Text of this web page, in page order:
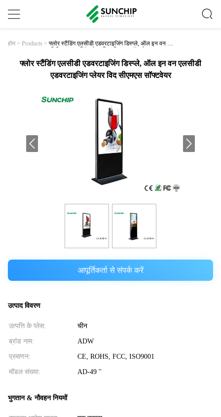
होम > Products > फ्लोर स्टैंडिंग एलसीडी एडवरटाइजिंग डिस्प्ले, ऑल इन वन एल
सीडी एडवरटाइजिंग प्लेयर विद सीएमएस सॉफ्टवेयर
फ्लोर स्टैंडिंग एलसीडी एडवरटाइजिंग डिस्प्ले, ऑल इन वन एलसीडी
एडवरटाइजिंग प्लेयर विद सीएमएस सॉफ्टवेयर
आपूर्तिकर्ता से संपर्क करें
उत्पाद विवरण
उत्पत्ति के प्लेस: चीन
ब्रांड नाम: ADW
प्रमाणन: CE, ROHS, FCC, ISO9001
मॉडल संख्या: AD-49 ''
भुगतान & नौवहन नियमों